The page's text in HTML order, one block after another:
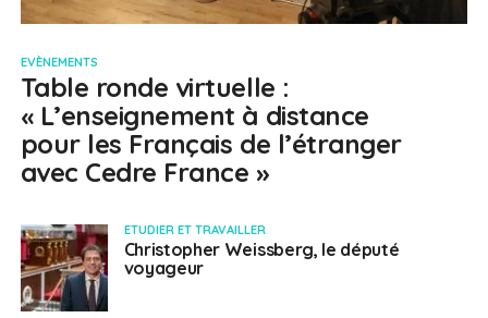
EVÈNEMENTS
Table ronde virtuelle :
« L’enseignement à distance
pour les Français de l’étranger
avec Cedre France »
ETUDIER ET TRAVAILLER
Christopher Weissberg, le député
voyageur